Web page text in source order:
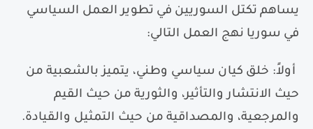
يساهم تكتل السوريين في تطوير العمل السياسي
في سوريا نهج العمل التالي:
أولاً: خلق كيان سياسي وطني، يتميز بالشعبية من
حيث الانتشار والتأثير، والثورية من حيث القيم
والمرجعية، والمصداقية من حيث التمثيل والقيادة.